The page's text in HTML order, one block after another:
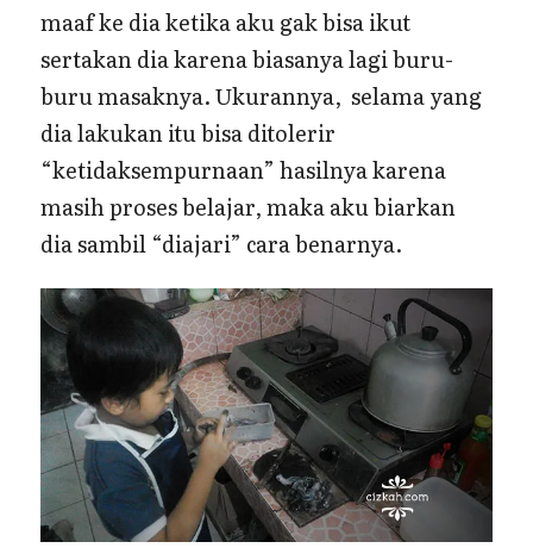
maaf ke dia ketika aku gak bisa ikut
sertakan dia karena biasanya lagi buru-
buru masaknya. Ukurannya, selama yang
dia lakukan itu bisa ditolerir
“ketidaksempurnaan” hasilnya karena
masih proses belajar, maka aku biarkan
dia sambil “diajari” cara benarnya.